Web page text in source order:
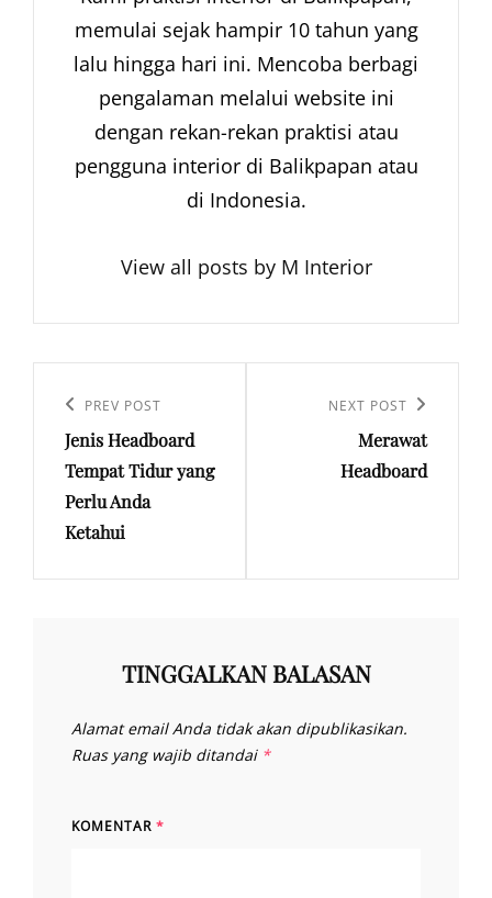
memulai sejak hampir 10 tahun yang
lalu hingga hari ini. Mencoba berbagi
pengalaman melalui website ini
dengan rekan-rekan praktisi atau
pengguna interior di Balikpapan atau
di Indonesia.
View all posts by M Interior
posPrevious
Post
PREV POST
Jenis Headboard
Tempat Tidur yang
Perlu Anda
Ketahui
NEXT POST
Merawat
Headboard
TINGGALKAN BALASAN
Alamat email Anda tidak akan dipublikasikan.
Ruas yang wajib ditandai *
KOMENTAR *